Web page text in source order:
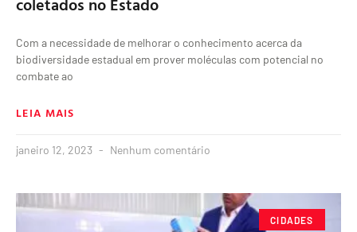
Com a necessidade de melhorar o conhecimento acerca da
biodiversidade estadual em prover moléculas com potencial no
combate ao
LEIA MAIS
janeiro 12, 2023 Nenhum comentário
CIDADES